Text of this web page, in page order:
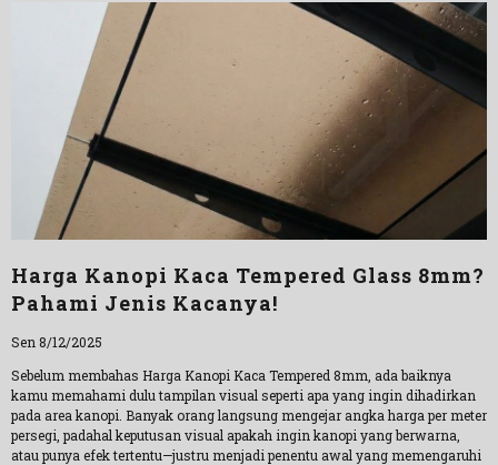
Harga Kanopi Kaca Tempered Glass 8mm?
Pahami Jenis Kacanya!
Sen 8/12/2025
Sebelum membahas Harga Kanopi Kaca Tempered 8mm, ada baiknya
kamu memahami dulu tampilan visual seperti apa yang ingin dihadirkan
pada area kanopi. Banyak orang langsung mengejar angka harga per meter
persegi, padahal keputusan visual apakah ingin kanopi yang berwarna,
atau punya efek tertentu—justru menjadi penentu awal yang memengaruhi